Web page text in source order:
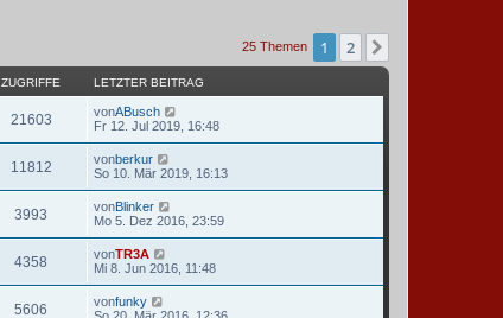
25 Themen 1 2
ZUGRIFFE LETZTER BEITRAG
21603 vonABusch
Fr 12. Jul 2019, 16:48
11812 vonberkur
So 10. Mär 2019, 16:13
3993 vonBlinker
Mo 5. Dez 2016, 23:59
4358 vonTR3A
Mi 8. Jun 2016, 11:48
5606 vonfunky